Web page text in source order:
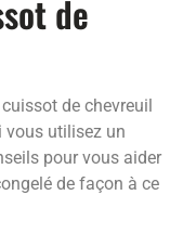
de
de chevreuil
vous utilisez un
pour vous aider
de façon à ce